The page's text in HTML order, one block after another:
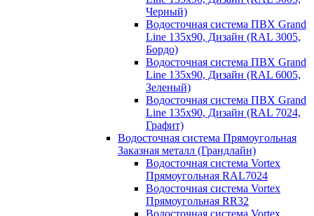
Черный)
Водосточная система ПВХ Grand
Line 135х90, Дизайн (RAL 3005,
Бордо)
Водосточная система ПВХ Grand
Line 135х90, Дизайн (RAL 6005,
Зеленый)
Водосточная система ПВХ Grand
Line 135х90, Дизайн (RAL 7024,
Графит)
Водосточная система Прямоугольная
Заказная металл (Грандлайн)
Водосточная система Vortex
Прямоугольная RAL7024
Водосточная система Vortex
Прямоугольная RR32
Водосточная система Vortex